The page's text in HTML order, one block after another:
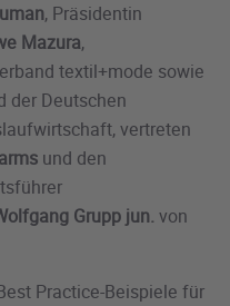
, Präsidentin
Mazura,
textil+mode sowie
der Deutschen
vertreten
und den
Grupp jun. von
Practice-Beispiele für